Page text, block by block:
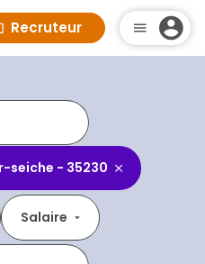
Recruteur
seiche - 35230
Salaire